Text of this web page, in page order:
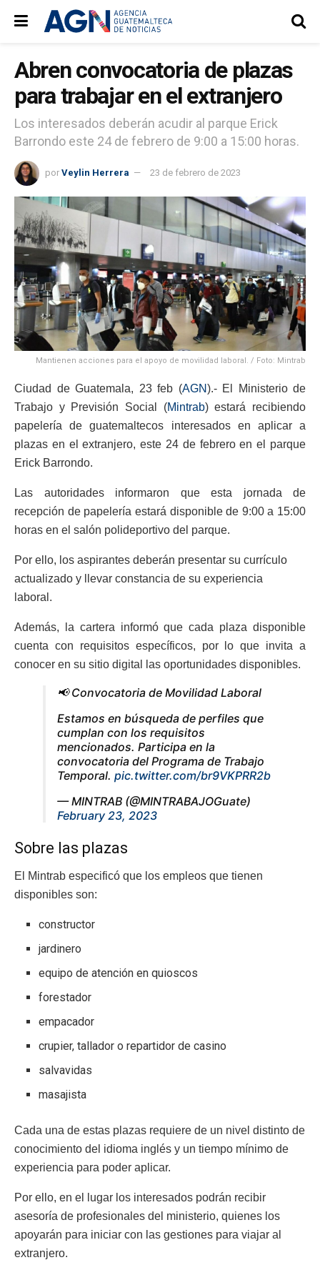
Abren convocatoria de plazas
para trabajar en el extranjero
Los interesados deberán acudir al parque Erick
Barrondo este 24 de febrero de 9:00 a 15:00 horas.
por Veylin Herrera 23 de febrero de 2023
Mantienen acciones para el apoyo de movilidad laboral. / Foto: Mintrab
Ciudad de Guatemala, 23 feb (AGN).- El Ministerio de
Trabajo y Previsión Social (Mintrab) estará recibiendo
papelería de guatemaltecos interesados en aplicar a
plazas en el extranjero, este 24 de febrero en el parque
Erick Barrondo.
Las autoridades informaron que esta jornada de
recepción de papelería estará disponible de 9:00 a 15:00
horas en el salón polideportivo del parque.
Por ello, los aspirantes deberán presentar su currículo
actualizado y llevar constancia de su experiencia
laboral.
Además, la cartera informó que cada plaza disponible
cuenta con requisitos específicos, por lo que invita a
conocer en su sitio digital las oportunidades disponibles.
📢 Convocatoria de Movilidad Laboral
Estamos en búsqueda de perfiles que
cumplan con los requisitos
mencionados. Participa en la
convocatoria del Programa de Trabajo
Temporal. pic.twitter.com/br9VKPRR2b
— MINTRAB (@MINTRABAJOGuate)
February 23, 2023
Sobre las plazas
El Mintrab especificó que los empleos que tienen
disponibles son:
constructor
jardinero
equipo de atención en quioscos
forestador
empacador
crupier, tallador o repartidor de casino
salvavidas
masajista
Cada una de estas plazas requiere de un nivel distinto de
conocimiento del idioma inglés y un tiempo mínimo de
experiencia para poder aplicar.
Por ello, en el lugar los interesados podrán recibir
asesoría de profesionales del ministerio, quienes los
apoyarán para iniciar con las gestiones para viajar al
extranjero.